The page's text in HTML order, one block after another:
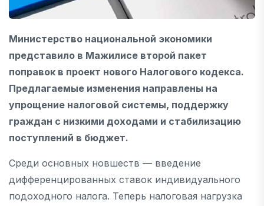
Министерство национальной экономики
представило в Мажилисе второй пакет
поправок в проект нового Налогового кодекса.
Предлагаемые изменения направлены на
упрощение налоговой системы, поддержку
граждан с низкими доходами и стабилизацию
поступлений в бюджет.
Среди основных новшеств — введение
дифференцированных ставок индивидуального
подоходного налога. Теперь налоговая нагрузка